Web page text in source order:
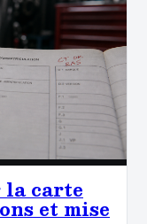
la carte
et mise